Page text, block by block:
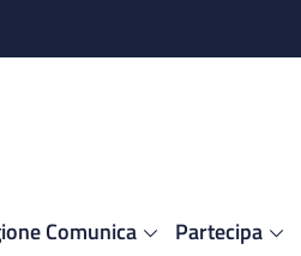
Comunica Partecipa